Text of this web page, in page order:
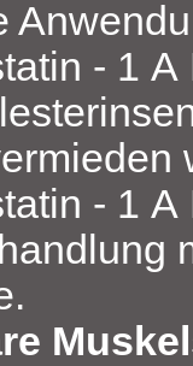
- 1 A
- 1